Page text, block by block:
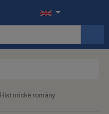
Historické romány